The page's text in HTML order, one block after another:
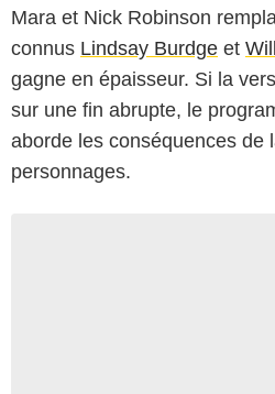
Mara et Nick Robinson
connus Lindsay Burdge et
gagne en épaisseur. Si la
sur une fin abrupte, le
aborde les conséquences de
personnages.